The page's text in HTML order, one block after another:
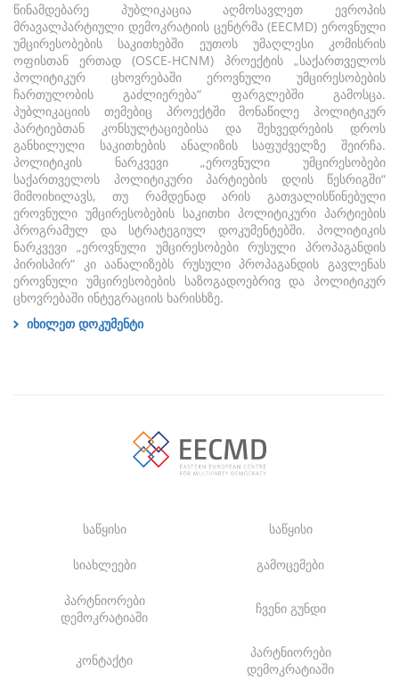
წინამდებარე პუბლიკაცია აღმოსავლეთ ევროპის
მრავალპარტიული დემოკრატიის ცენტრმა (EECMD) ეროვნული
უმცირესობების საკითხებში ეუთოს უმაღლესი კომისრის
ოფისთან ერთად (OSCE-HCNM) პროექტის „საქართველოს
პოლიტიკურ ცხოვრებაში ეროვნული უმცირესობების
ჩართულობის გაძლიერება“ ფარგლებში გამოსცა.
პუბლიკაციის თემებიც პროექტში მონაწილე პოლიტიკურ
პარტიებთან კონსულტაციებისა და შეხვედრების დროს
განხილული საკითხების ანალიზის საფუძველზე შეირჩა.
პოლიტიკის ნარკვევი „ეროვნული უმცირესობები
საქართველოს პოლიტიკური პარტიების დღის წესრიგში“
მიმოიხილავს, თუ რამდენად არის გათვალისწინებული
ეროვნული უმცირესობების საკითხი პოლიტიკური პარტიების
პროგრამულ და სტრატეგიულ დოკუმენტებში. პოლიტიკის
ნარკვევი „ეროვნული უმცირესობები რუსული პროპაგანდის
პირისპირ“ კი აანალიზებს რუსული პროპაგანდის გავლენას
ეროვნული უმცირესობების საზოგადოებრივ და პოლიტიკურ
ცხოვრებაში ინტეგრაციის ხარისხზე.
იხილეთ დოკუმენტი
საწყისი საწყისი
სიახლეები გამოცემები
პარტნიორები
დემოკრატიაში
ჩვენი გუნდი
კონტაქტი
პარტნიორები
დემოკრატიაში